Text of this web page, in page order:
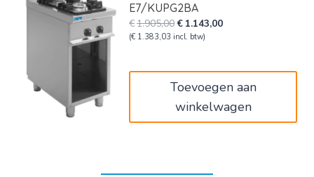
E7/KUPG2BA
€1.905,00Oorspronkelijke
prijs
€ 1.143,00Huidige
(€ 1.383,03 incl. btw)
Toevoegen aan
winkelwagen